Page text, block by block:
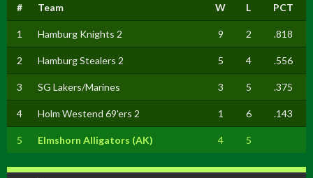
# Team W L PCT
1 Hamburg Knights 2 9 2 .818
2 Hamburg Stealers 2 5 4 .556
3 SG Lakers/Marines 3 5 .375
4 Holm Westend 69'ers 2 1 6 .143
5 Elmshorn Alligators (AK) 4 5